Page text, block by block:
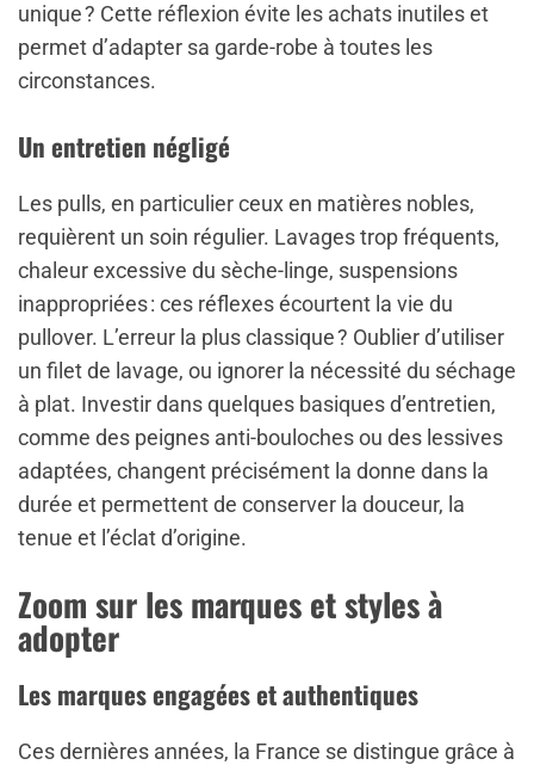
unique ? Cette réflexion évite les achats inutiles et
permet d’adapter sa garde-robe à toutes les
circonstances.
Un entretien négligé
Les pulls, en particulier ceux en matières nobles,
requièrent un soin régulier. Lavages trop fréquents,
chaleur excessive du sèche-linge, suspensions
inappropriées : ces réflexes écourtent la vie du
pullover. L’erreur la plus classique ? Oublier d’utiliser
un filet de lavage, ou ignorer la nécessité du séchage
à plat. Investir dans quelques basiques d’entretien,
comme des peignes anti-bouloches ou des lessives
adaptées, changent précisément la donne dans la
durée et permettent de conserver la douceur, la
tenue et l’éclat d’origine.
Zoom sur les marques et styles à
adopter
Les marques engagées et authentiques
Ces dernières années, la France se distingue grâce à